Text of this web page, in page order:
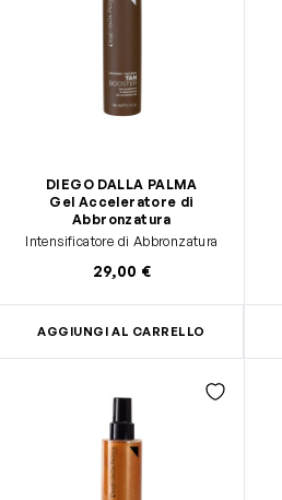
DIEGO DALLA PALMA
Gel Acceleratore di
Abbronzatura
Intensificatore di Abbronzatura
29,00 €
AGGIUNGI AL CARRELLO